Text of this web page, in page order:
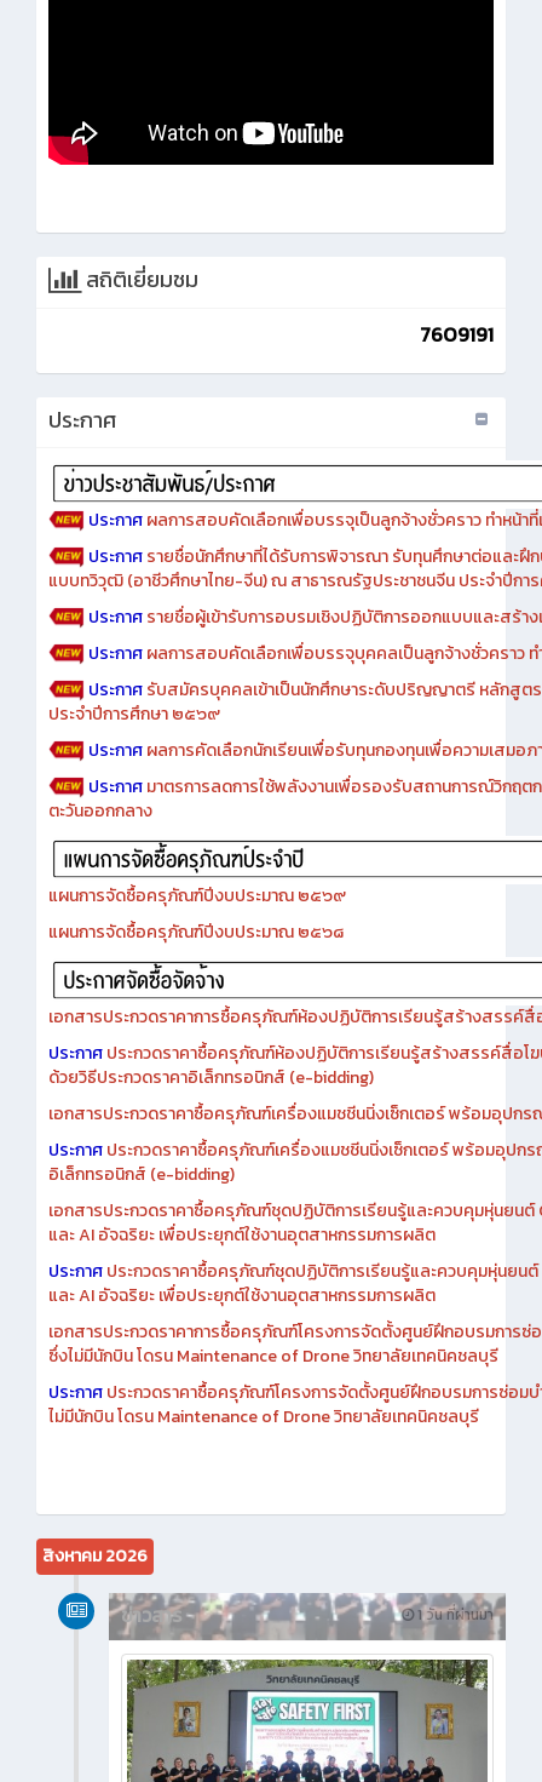
7609191
ประกาศผลการสอบคัดเลือกเพื่อบรรจุเป็นลูกจ้างชั่วคราว ทำหน้าที่
ประกาศ รายชื่อนักศึกษาที่ได้รับการพิจารณา รับทุนศึกษาต่อและฝึ
แบบทวิวุฒิ (อาชีวศึกษาไทย-จีน) ณ สาธารณรัฐประชาชนจีน ประจำปีก
ประกาศรายชื่อผู้เข้ารับการอบรมเชิงปฏิบัติการออกแบบและสร้า
ประกาศผลการสอบคัดเลือกเพื่อบรรจุบุคคลเป็นลูกจ้างชั่วคราว ท
ประกาศรับสมัครบุคคลเข้าเป็นนักศึกษาระดับปริญญาตรี หลักสูต
ประจำปีการศึกษา ๒๕๖๙
ประกาศผลการคัดเลือกนักเรียนเพื่อรับทุนกองทุนเพื่อความเสมอ
ประกาศมาตรการลดการใช้พลังงานเพื่อรองรับสถานการณ์วิกฤ
ตะวันออกกลาง
แผนการจัดซื้อครุภัณฑ์ปีงบประมาณ ๒๕๖๙
แผนการจัดซื้อครุภัณฑ์ปีงบประมาณ ๒๕๖๘
เอกสารประกวดราคาการซื้อครุภัณฑ์ห้องปฏิบัติการเรียนรู้สร้างสรรค์
ประกาศ ประกวดราคาซื้อครุภัณฑ์ห้องปฏิบัติการเรียนรู้สร้างสรรค์สื่อโ
ด้วยวิธีประกวดราคาอิเล็กทรอนิกส์ (e-bidding)
เอกสารประกวดราคาซื้อครุภัณฑ์เครื่องแมชชีนนิ่งเซ็กเตอร์ พร้อมอุปก
ประกาศประกวดราคาซื้อครุภัณฑ์เครื่องแมชชีนนิ่งเซ็กเตอร์ พร้อมอุปก
อิเล็กทรอนิกส์ (e-bidding)
เอกสารประกวดราคาซื้อครุภัณฑ์ชุดปฏิบัติการเรียนรู้และควบคุมหุ่นยน
และ AI อัจฉริยะ เพื่อประยุกต์ใช้งานอุตสาหกรรมการผลิต
ประกาศประกวดราคาซื้อครุภัณฑ์ชุดปฏิบัติการเรียนรู้และควบคุมหุ่นยน
และ AI อัจฉริยะ เพื่อประยุกต์ใช้งานอุตสาหกรรมการผลิต
เอกสารประกวดราคาการซื้อครุภัณฑ์โครงการจัดตั้งศูนย์ฝึกอบรมการซ่
ซึ่งไม่มีนักบิน โดรน Maintenance of Drone วิทยาลัยเทคนิคชลบุรี
ประกาศประกวดราคาซื้อครุภัณฑ์โครงการจัดตั้งศูนย์ฝึกอบรมการซ่อมบ
สิงหาคม 2026
1 วัน ที่ผ่านมา
ข่าวสาร